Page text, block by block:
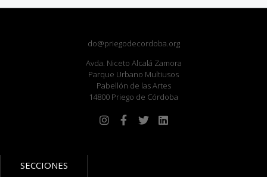
do@priegodecordoba.org
Avda. Niceto Alcalá Zamora
Parque Urbano Multiusos
Pabellón de las Artes
14800 Priego de Córdoba
SECCIONES